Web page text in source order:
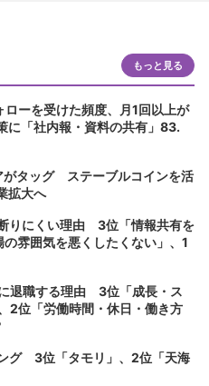
もっと見る
ーを受けた頻度、月1回以上が
「社内報・資料の共有」83.
がタッグ ステーブルコインを活
拡大へ
りにくい理由 3位「情報共有を
雰囲気を悪くしたくない」、1
退職する理由 3位「成長・ス
2位「労働時間・休日・働き方
グ 3位「タモリ」、2位「天海